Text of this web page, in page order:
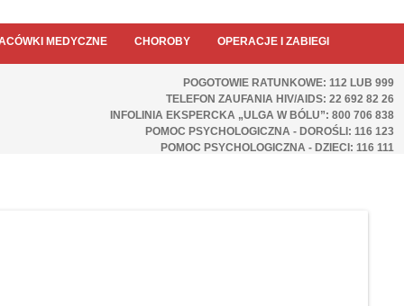
MEDYCZNE CHOROBY OPERACJE I ZABIEGI
POGOTOWIE RATUNKOWE: 112 LUB 999
TELEFON ZAUFANIA HIV/AIDS: 22 692 82 26
INFOLINIA EKSPERCKA „ULGA W BÓLU”: 800 706 838
POMOC PSYCHOLOGICZNA - DOROŚLI: 116 123
POMOC PSYCHOLOGICZNA - DZIECI: 116 111